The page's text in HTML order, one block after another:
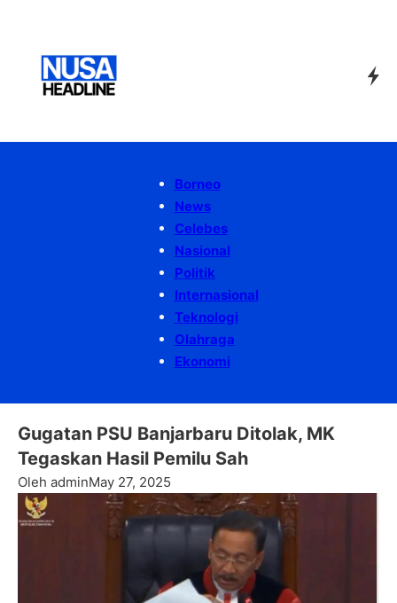
Borneo
News
Celebes
Nasional
Politik
Internasional
Teknologi
Olahraga
Ekonomi
Gugatan PSU Banjarbaru Ditolak, MK
Tegaskan Hasil Pemilu Sah
Oleh adminMay 27, 2025